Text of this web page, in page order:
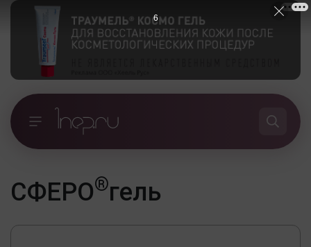
СФЕРО®гель
5